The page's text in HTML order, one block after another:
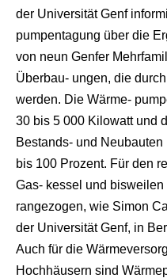
der Universität Genf
pumpentagung über die
von neun Genfer
Überbau- ungen, die
werden. Die Wärme-
30 bis 5 000 Kilowatt und
Bestands- und
bis 100 Prozent. Für den
Gas- kessel und
rangezogen, wie Simon
der Universität Genf, in
Auch für die
Hochhäusern sind